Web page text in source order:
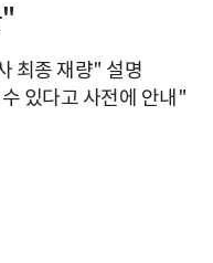
최종 재량" 설명
있다고 사전에 안내"